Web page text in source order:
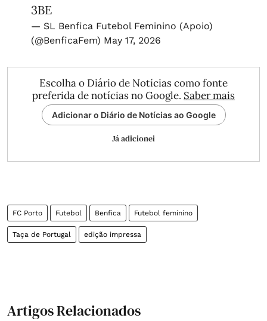
3BE
— SL Benfica Futebol Feminino (Apoio)
(@BenficaFem) May 17, 2026
Escolha o Diário de Notícias como fonte
preferida de notícias no Google. Saber mais
Adicionar o Diário de Notícias ao Google
Já adicionei
FC Porto Futebol Benfica Futebol feminino
Taça de Portugal edição impressa
Artigos Relacionados